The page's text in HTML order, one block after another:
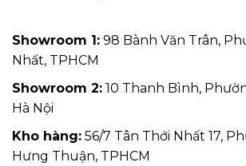
Showroom 1: 98 Bành Văn Trân,
Nhất, TPHCM
Showroom 2: 10 Thanh Bình,
Hà Nội
Kho hàng: 56/7 Tân Thới Nhất 17,
Hưng Thuận, TPHCM